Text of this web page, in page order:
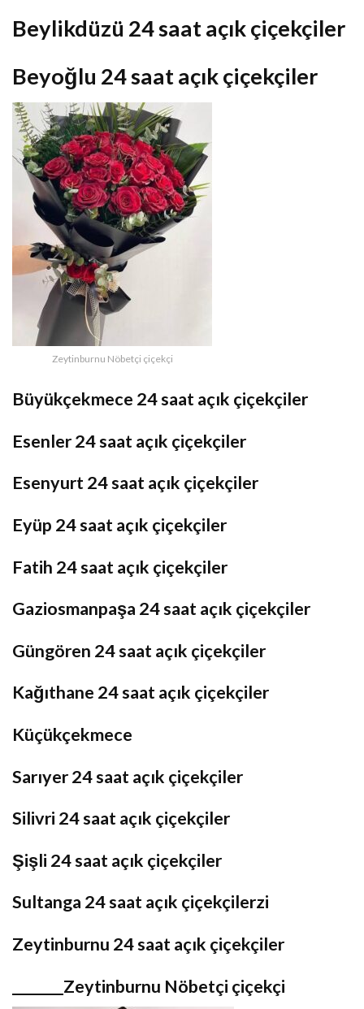
Beylikdüzü 24 saat açık çiçekçiler
Beyoğlu 24 saat açık çiçekçiler
Zeytinburnu Nöbetçi çiçekçi
Büyükçekmece 24 saat açık çiçekçiler
Esenler 24 saat açık çiçekçiler
Esenyurt 24 saat açık çiçekçiler
Eyüp 24 saat açık çiçekçiler
Fatih 24 saat açık çiçekçiler
Gaziosmanpaşa 24 saat açık çiçekçiler
Güngören 24 saat açık çiçekçiler
Kağıthane 24 saat açık çiçekçiler
Küçükçekmece
Sarıyer 24 saat açık çiçekçiler
Silivri 24 saat açık çiçekçiler
Şişli 24 saat açık çiçekçiler
Sultanga 24 saat açık çiçekçilerzi
Zeytinburnu 24 saat açık çiçekçiler
_______Zeytinburnu Nöbetçi çiçekçi